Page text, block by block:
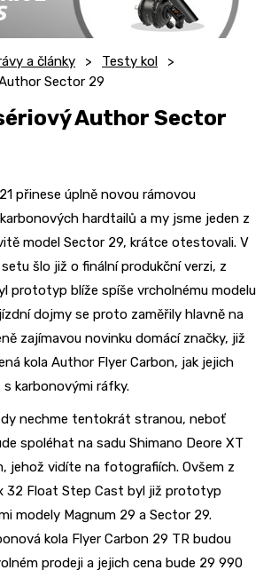
a články
Testy kol
Sector 29
Author Sector
přinese úplně novou rámovou
hardtailů a my jsme jeden z
model Sector 29, krátce otestovali. V
šlo již o finální produkční verzi, z
prototyp blíže spíše vrcholnému modelu
dojmy se proto zaměřily hlavně na
zajímavou novinku domácí značky, již
kola Author Flyer Carbon, jak jejich
karbonovými ráfky.
nechme tentokrát stranou, neboť
spoléhat na sadu Shimano Deore XT
jehož vidíte na fotografiích. Ovšem z
32 Float Step Cast byl již prototyp
modely Magnum 29 a Sector 29.
kola Flyer Carbon 29 TR budou
prodeji a jejich cena bude 29 990